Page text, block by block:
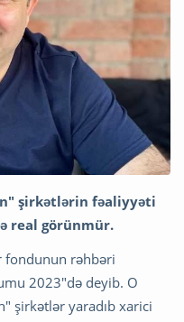
şirkətlərin fəaliyyəti
real görünmür.
fondunun rəhbəri
2023"də deyib. O
şirkətlər yaradıb xarici